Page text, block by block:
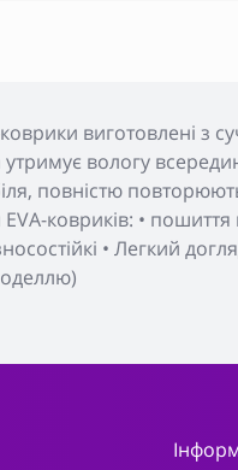
виготовлені з
вологу
повністю
ковриків: •
• Легкий